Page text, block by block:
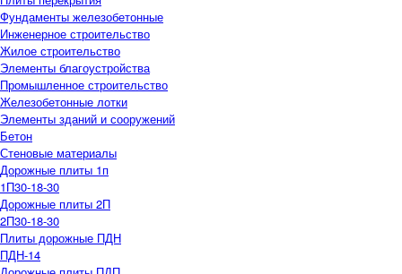
Фундаменты железобетонные
Инженерное строительство
Жилое строительство
Элементы благоустройства
Промышленное строительство
Железобетонные лотки
Элементы зданий и сооружений
Бетон
Стеновые материалы
Дорожные плиты 1п
1П30-18-30
Дорожные плиты 2П
2П30-18-30
Плиты дорожные ПДН
ПДН-14